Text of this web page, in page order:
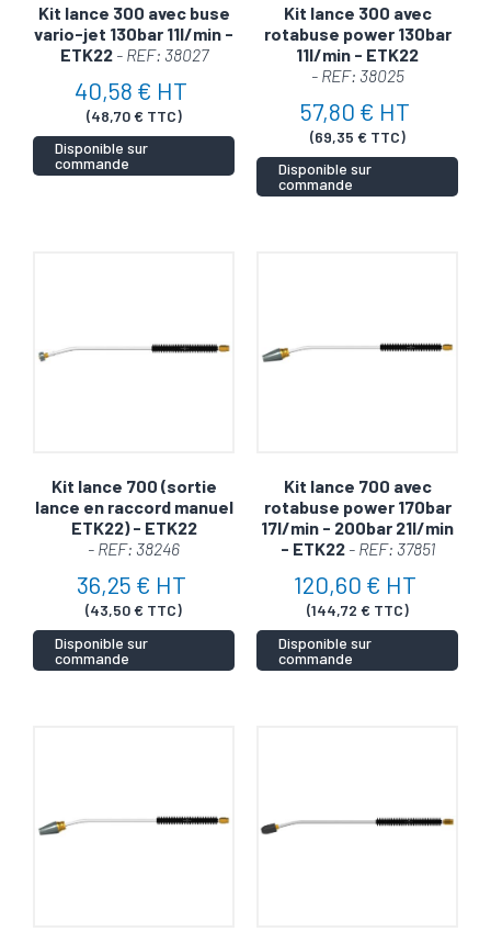
Kit lance 300 avec buse
vario-jet 130bar 11l/min -
ETK22 - REF: 38027
40,58 € HT
(48,70 € TTC)
Disponible sur
commande
Kit lance 300 avec
rotabuse power 130bar
11l/min - ETK22
- REF: 38025
57,80 € HT
(69,35 € TTC)
Disponible sur
commande
Kit lance 700 (sortie
lance en raccord manuel
ETK22) - ETK22
- REF: 38246
36,25 € HT
(43,50 € TTC)
Disponible sur
commande
Kit lance 700 avec
rotabuse power 170bar
17l/min - 200bar 21l/min
- ETK22 - REF: 37851
120,60 € HT
(144,72 € TTC)
Disponible sur
commande